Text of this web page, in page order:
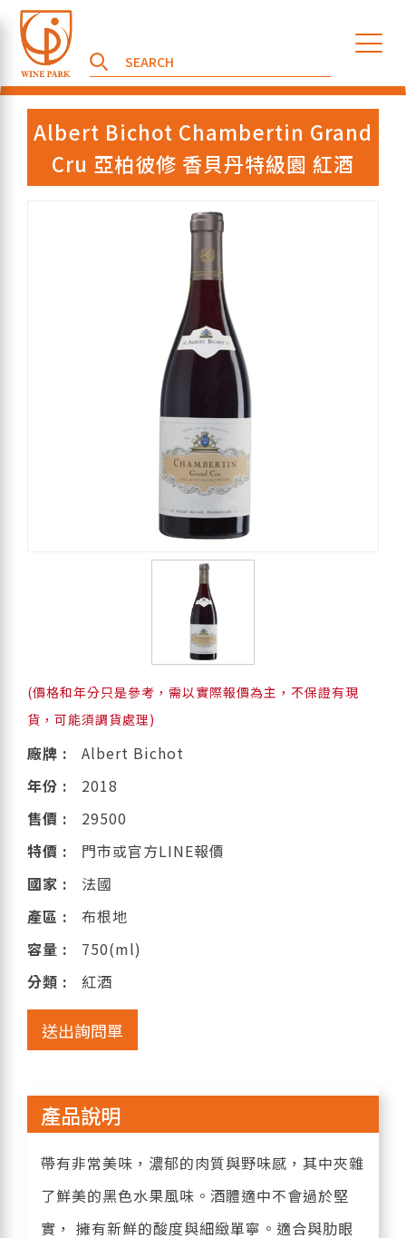
Albert Bichot Chambertin Grand
Cru 亞柏彼修 香貝丹特級園 紅酒
(價格和年分只是參考，需以實際報價為主，不保證有現
貨，可能須調貨處理)
廠牌 :
Albert Bichot
年份 :
2018
售價 :
29500
特價 :
門市或官方LINE報價
國家 :
法國
產區 :
布根地
容量 :
750(ml)
分類 :
紅酒
送出詢問單
產品說明
帶有非常美味，濃郁的肉質與野味感，其中夾雜
了鮮美的黑色水果風味。酒體適中不會過於堅
實， 擁有新鮮的酸度與細緻單寧。適合與肋眼